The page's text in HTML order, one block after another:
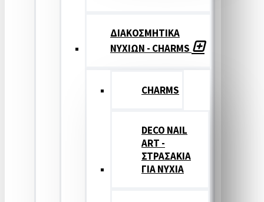
ΔΙΑΚΟΣΜΗΤΙΚΑ
ΝΥΧΙΩΝ - CHARMS
CHARMS
DECO NAIL
ART -
ΣΤΡΑΣΑΚΙΑ
ΓΙΑ ΝΥΧΙΑ